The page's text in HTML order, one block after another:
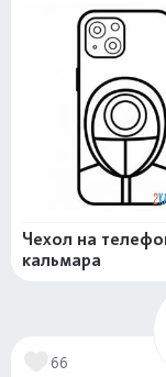
Чехол на
кальмара
66